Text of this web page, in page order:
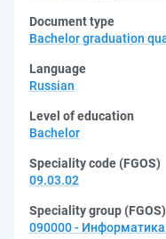
Document type
Bachelor graduation
Language
Russian
Level of education
Bachelor
Speciality code (FGOS)
09.03.02
Speciality group (FGOS)
090000 -